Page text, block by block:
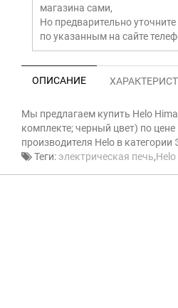
магазина сами,
Но предварительно
по указанным на сайте
ОПИСАНИЕ
Мы предлагаем купить Helo
комплекте; черный цвет) по цене
производителя Helo в категории
Теги: электрическая печь,Helo